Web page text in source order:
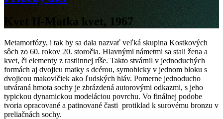
Kvet II-Matka kvet, 1967
Metamorfózy, i tak by sa dala nazvať veľká skupina Kostkových
sôch zo 60. rokov 20. storočia. Hlavnými námetmi sa stali žena a
kvet, či elementy z rastlinnej ríše. Takto stvárnil v jednoduchých
formách aj dvojicu matky s dcérou, symobicky v jednom bloku s
dvojicou makovičiek ako ľudských hláv. Pomerne jednoducho
utváraná hmota sochy je zbrázdená autorovými odkazmi, s jeho
typickou dynamickou modeláciou povrchu. Vo finálnej podobe
tvoria opracované a patinované časti protiklad k surovému bronzu v
preliačnách sochy.